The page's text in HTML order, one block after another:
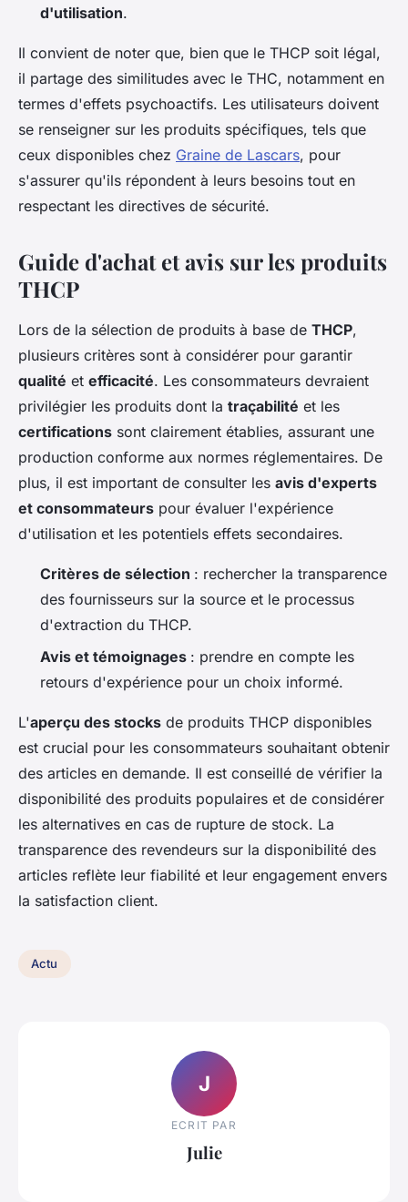
d'utilisation.
Il convient de noter que, bien que le THCP soit légal,
il partage des similitudes avec le THC, notamment en
termes d'effets psychoactifs. Les utilisateurs doivent
se renseigner sur les produits spécifiques, tels que
ceux disponibles chez Graine de Lascars, pour
s'assurer qu'ils répondent à leurs besoins tout en
respectant les directives de sécurité.
Guide d'achat et avis sur les produits
THCP
Lors de la sélection de produits à base de THCP,
plusieurs critères sont à considérer pour garantir
qualité et efficacité. Les consommateurs devraient
privilégier les produits dont la traçabilité et les
certifications sont clairement établies, assurant une
production conforme aux normes réglementaires. De
plus, il est important de consulter les avis d'experts
et consommateurs pour évaluer l'expérience
d'utilisation et les potentiels effets secondaires.
Critères de sélection : rechercher la transparence
des fournisseurs sur la source et le processus
d'extraction du THCP.
Avis et témoignages : prendre en compte les
retours d'expérience pour un choix informé.
L'aperçu des stocks de produits THCP disponibles
est crucial pour les consommateurs souhaitant obtenir
des articles en demande. Il est conseillé de vérifier la
disponibilité des produits populaires et de considérer
les alternatives en cas de rupture de stock. La
transparence des revendeurs sur la disponibilité des
articles reflète leur fiabilité et leur engagement envers
la satisfaction client.
Actu
J
ECRIT PAR
Julie